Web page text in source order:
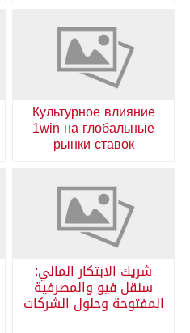
Культурное влияние
1win на глобальные
рынки ставок
شريك الابتكار المالي:
سنقل فيو والمصرفية
المفتوحة وحلول الشركات